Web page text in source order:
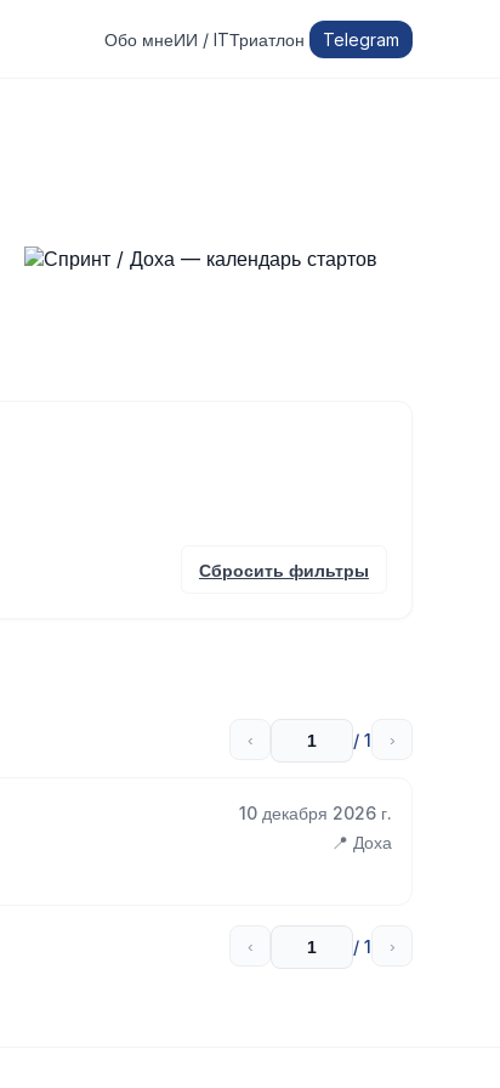
Обо мнеИИ / ITТриатлон Telegram
Сбросить фильтры
‹ / 1 ›
10 декабря 2026 г.
📍 Доха
‹ / 1 ›